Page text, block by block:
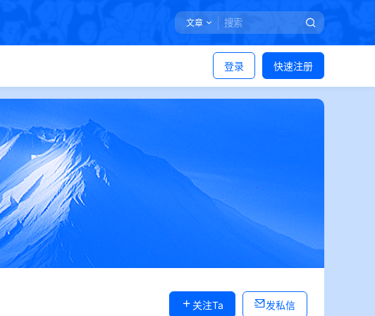
文章
登录 快速注册
关注Ta 发私信